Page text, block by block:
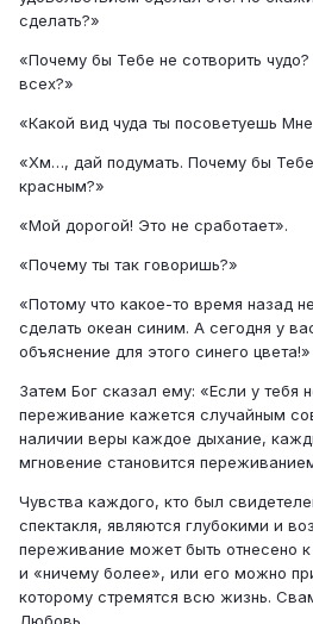
сделать?»
«Почему бы Тебе не сотворить
всех?»
«Какой вид чуда ты посоветуешь
«Хм…, дай подумать. Почему бы
красным?»
«Мой дорогой! Это не сработает».
«Почему ты так говоришь?»
«Потому что какое-то время назад
сделать океан синим. А сегодня у
объяснение для этого синего цвета!»
Затем Бог сказал ему: «Если у тебя
переживание кажется случайным
наличии веры каждое дыхание,
мгновение становится
Чувства каждого, кто был
спектакля, являются глубокими и
переживание может быть отнесено
и «ничему более», или его можно
которому стремятся всю жизнь.
Любовь.